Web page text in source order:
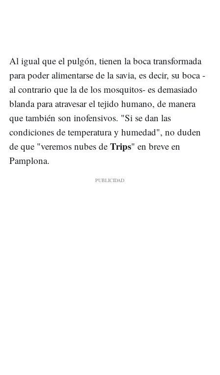
Al igual que el pulgón, tienen la boca transformada
para poder alimentarse de la savia, es decir, su boca -
al contrario que la de los mosquitos- es demasiado
blanda para atravesar el tejido humano, de manera
que también son inofensivos. "Si se dan las
condiciones de temperatura y humedad", no duden
de que "veremos nubes de Trips" en breve en
Pamplona.